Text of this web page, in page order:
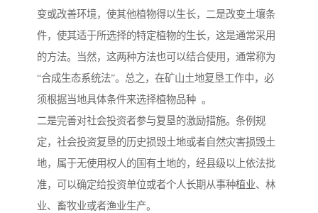
变或改善环境，使其他植物得以生长，二是改变土壤条
件，使其适于所选择的特定植物的生长，这是通常采用
的方法。当然，这两种方法也可以结合使用，通常称为
“合成生态系统法”。总之，在矿山土地复垦工作中，必
须根据当地具体条件来选择植物品种 。
二是完善对社会投资者参与复垦的激励措施。条例规
定，社会投资复垦的历史损毁土地或者自然灾害损毁土
地，属于无使用权人的国有土地的，经县级以上依法批
准，可以确定给投资单位或者个人长期从事种植业、林
业、畜牧业或者渔业生产。